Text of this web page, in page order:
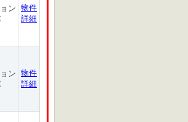
ン 物件
詳細
ン 物件
詳細